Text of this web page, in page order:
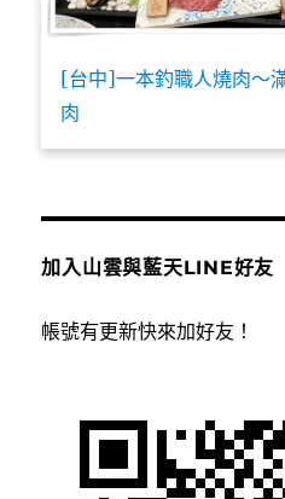
[台中]一本釣職人燒肉～
肉
加入山雲與藍天LINE好友
帳號有更新快來加好友！